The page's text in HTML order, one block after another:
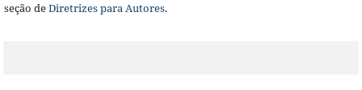
seção deDiretrizes para Autores.